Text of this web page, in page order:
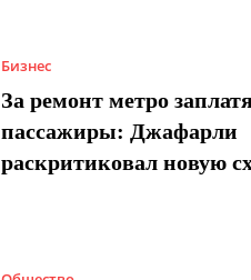
Бизнес
За ремонт метро
пассажиры: Джафарли
раскритиковал новую